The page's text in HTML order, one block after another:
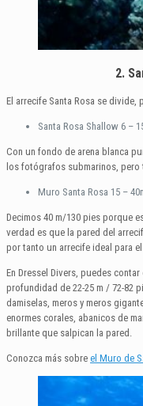
2.
El arrecife Santa Rosa se divide,
Santa Rosa Shallow 6 –
Con un fondo de arena blanca
los fotógrafos submarinos, pero
Muro Santa Rosa 15 –
Decimos 40 m/130 pies porque
verdad es que la pared del
por tanto un arrecife ideal para
En Dressel Divers, puedes
profundidad de 22-25 m / 72-82
damiselas, meros y meros
enormes corales, abanicos de
brillante que salpican la pared.
Conozca más sobre el Muro de